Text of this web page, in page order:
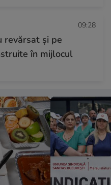
09:28
revărsat și pe
în mijlocul